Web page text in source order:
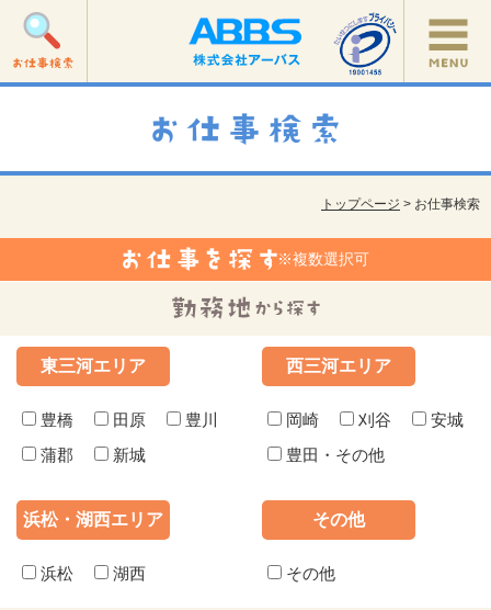
トップページ > お仕事検索
※複数選択可
東三河エリア
豊橋 田原
豊川
蒲郡
新城
西三河エリア
岡崎 刈谷
安城
豊田・その他
浜松・湖西エリア
浜松 湖西
その他
その他